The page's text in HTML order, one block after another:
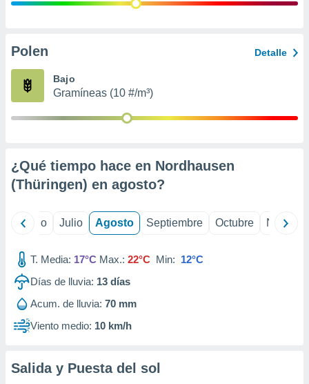
publicidad
de
Polen Detalle
Bajo
Gramíneas (10 #/m³)
¿Qué tiempo hace en Nordhausen
(Thüringen) en agosto?
Junio Julio Agosto Septiembre Octubre
T. Media: 17°C Max.: 22°C Min: 12°C
Días de lluvia: 13 días
Acum. de lluvia: 70 mm
Viento medio: 10 km/h
Salida y Puesta del sol